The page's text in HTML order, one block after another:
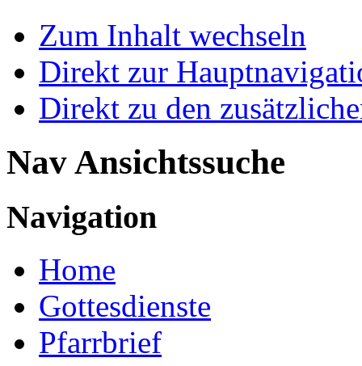
Zum Inhalt wechseln
Direkt zur
Direkt zu den
Nav Ansichtssuche
Navigation
Home
Gottesdienste
Pfarrbrief